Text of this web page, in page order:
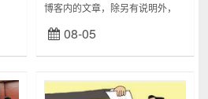
博客内的文章，除另有说明外，
质疑的，欢迎来电来函。妄评者
请止步。因为查询某案件情况，
08-05